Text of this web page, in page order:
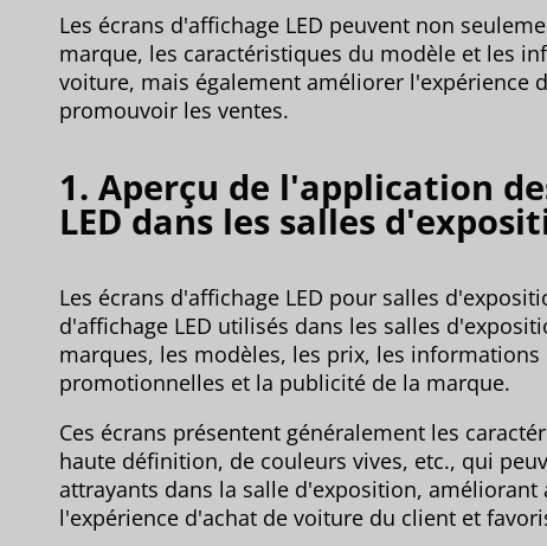
Les écrans d'affichage LED peuvent non
marque, les caractéristiques du modèle et les
voiture, mais également améliorer l'expérience
promouvoir les ventes.
1. Aperçu de l'application
LED dans les salles
Les écrans d'affichage LED pour salles
d'affichage LED utilisés dans les salles
marques, les modèles, les prix, les
promotionnelles et la publicité de la marque.
Ces écrans présentent généralement les
haute définition, de couleurs vives, etc., qui
attrayants dans la salle d'exposition,
l'expérience d'achat de voiture du client et